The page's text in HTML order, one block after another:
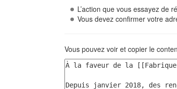
L’action que vous essayez de
Vous devez confirmer votre
Vous pouvez voir et copier le